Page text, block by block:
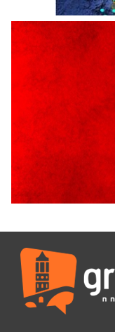
Σε απόγνωση λόγω
6 Αυγούστου 2026
ΔΙΑΚΟΠΗ
6 Αυγούστου 2026
Ολοκληρώνεται η
Αβδέλλα
H παραδοχή λαθών
5 Αυγούστου 2026
Ο ΑΝΔΡΕΑΣ
ΓΡΕΒΕΝΩΝ
Ευχαριστήριο
Παρασχάκη Αθανάσιο
5 Αυγούστου 2026
Διακοπή
5 Αυγούστου 2026